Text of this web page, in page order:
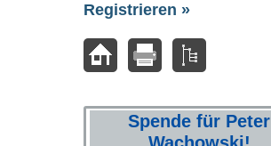
Registrieren »
Spende für Peter